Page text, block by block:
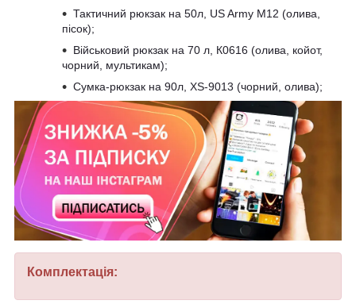
Тактичний рюкзак на 50л, US Army M12 (олива,
пісок);
Військовий рюкзак на 70 л, К0616 (олива, койот,
чорний, мультикам);
Сумка-рюкзак на 90л, XS-9013 (чорний, олива);
Комплектація: